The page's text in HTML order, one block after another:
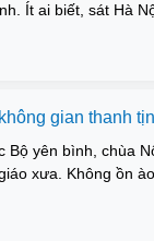
Ít ai biết, sát Hà
gian thanh
Bộ yên bình, chùa
xưa. Không ồn